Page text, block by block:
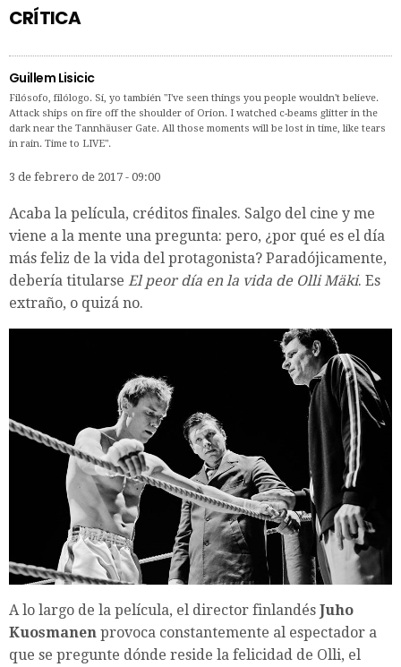
CRÍTICA
Guillem Lisicic
Filósofo, filólogo. Sí, yo también "I've seen things you people wouldn't believe.
Attack ships on fire off the shoulder of Orion. I watched c-beams glitter in the
dark near the Tannhäuser Gate. All those moments will be lost in time, like tears
in rain. Time to LIVE".
3 de febrero de 2017 - 09:00
Acaba la película, créditos finales. Salgo del cine y me
viene a la mente una pregunta: pero, ¿por qué es el día
más feliz de la vida del protagonista? Paradójicamente,
debería titularse El peor día en la vida de Olli Mäki. Es
extraño, o quizá no.
A lo largo de la película, el director finlandés Juho
Kuosmanen provoca constantemente al espectador a
que se pregunte dónde reside la felicidad de Olli, el